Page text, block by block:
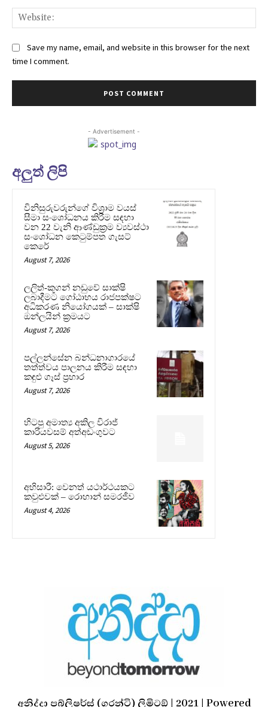
Save my name, email, and website in this browser for the next
time I comment.
- Advertisement -
අලුත් ලිපි
විනිසුරුවරුන්ගේ විශ්‍රාම වයස්
සීමා සංශෝධනය කිරීම සඳහා
වන 22 වැනි ආණ්ඩුක්‍රම ව්‍යවස්ථා
සංශෝධන කෙටුම්පත ගැසට්
කෙරේ
August 7, 2026
ලලිත්-කූගන් නඩුවේ සාක්ෂි
ලබාදීමට ගෝඨාභය රාජපක්ෂට
අධිකරණ නියෝගයක් – සාක්ෂි
ඔන්ලයින් ක්‍රමයට
August 7, 2026
පල්ලන්සේන බන්ධනාගාරයේ
තත්ත්වය පාලනය කිරීම සඳහා
කඳුළු ගෑස් ප්‍රහාර
August 7, 2026
හිටපු අමාත්‍ය අකිල විරාජ්
කාරියවසම් අත්අඩංගුවට
August 5, 2026
අභිසාරී: වෙනත් යථාර්ථයකට
කවුළුවක් – රොහාන් සමරජීව
August 4, 2026
අනිද්දා පබ්ලිෂර්ස් (ගරන්ටි) ලිමිටඞ් | 2021 | Powered